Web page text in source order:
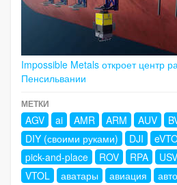
Impossible Metals откроет центр
Пенсильвании
МЕТКИ
AGV ai AMR ARM AUV
DIY (своими руками)
DJI
pick-and-place
ROV RPA USV
VTOL
аватары авиация